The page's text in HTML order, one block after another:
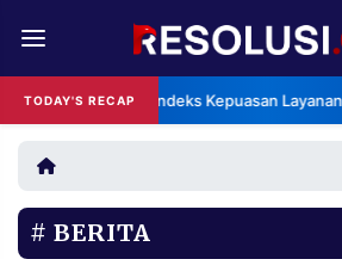
TODAY'S RECAPBPS: Indeks Kepuasan
REDAKSI TENTANG
RESOLUSI IKLAN
RUBRIKASI
BERITA